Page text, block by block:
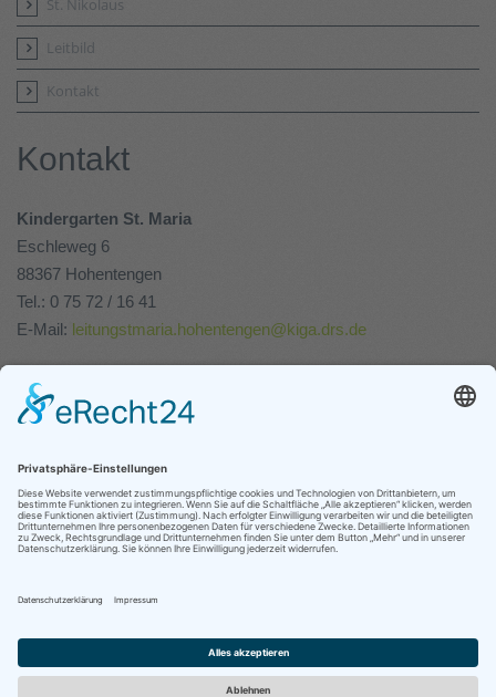
St. Nikolaus
Leitbild
Kontakt
Kontakt
Kindergarten St. Maria
Eschleweg 6
88367 Hohentengen
Tel.: 0 75 72 / 16 41
E-Mail: leitungstmaria.hohentengen@kiga.drs.de
Kindergarten St. Nikolaus
In der Hau 2
Tel.: 0 75 72 / 46 700 53
E-Mail:leitungstnikolaus.hohentengen@kiga.drs.de
"Alles, was ihr also von anderen erwartet, das tut auch
© Kindergarten Hohentengen